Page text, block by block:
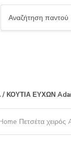
a
y
n
a
m
/ ΚΟΥΤΙΑ ΕΥΧΩΝ
Πετσέτα